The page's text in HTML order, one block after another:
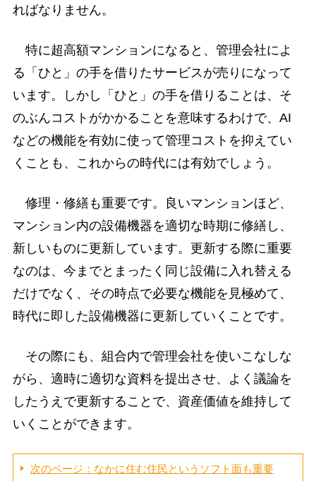
ればなりません。
特に超高額マンションになると、管理会社によ
る「ひと」の手を借りたサービスが売りになって
います。しかし「ひと」の手を借りることは、そ
のぶんコストがかかることを意味するわけで、AI
などの機能を有効に使って管理コストを抑えてい
くことも、これからの時代には有効でしょう。
修理・修繕も重要です。良いマンションほど、
マンション内の設備機器を適切な時期に修繕し、
新しいものに更新しています。更新する際に重要
なのは、今までとまったく同じ設備に入れ替える
だけでなく、その時点で必要な機能を見極めて、
時代に即した設備機器に更新していくことです。
その際にも、組合内で管理会社を使いこなしな
がら、適時に適切な資料を提出させ、よく議論を
したうえで更新することで、資産価値を維持して
いくことができます。
次のページ：なかに住む住民というソフト面も重要